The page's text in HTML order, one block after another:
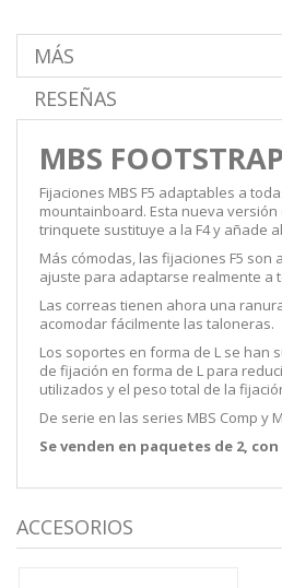
MÁS
RESEÑAS
MBS
Fijaciones MBS F5 adaptables a
mountainboard. Esta nueva versión
trinquete sustituye a la F4 y añade
Más cómodas, las fijaciones F5 son
ajuste para adaptarse realmente a
Las correas tienen ahora una
acomodar fácilmente las taloneras.
Los soportes en forma de L se han
de fijación en forma de L para
utilizados y el peso total de la
De serie en las series MBS Comp y
Se venden en paquetes de 2,
ACCESORIOS